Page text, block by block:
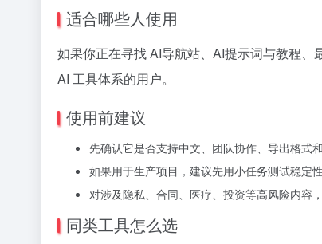
适合哪些人使用
如果你正在寻找 AI导航站、AI提示词与教程
AI 工具体系的用户。
使用前建议
先确认它是否支持中文、团队协作、导出格式和
如果用于生产项目，建议先用小任务测试稳定
对涉及隐私、合同、医疗、投资等高风险内容
同类工具怎么选